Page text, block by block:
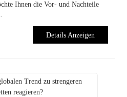
Ihnen die Vor- und Nachteile
Details Anzeigen